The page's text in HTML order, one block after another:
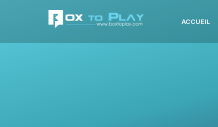
ACCUEIL